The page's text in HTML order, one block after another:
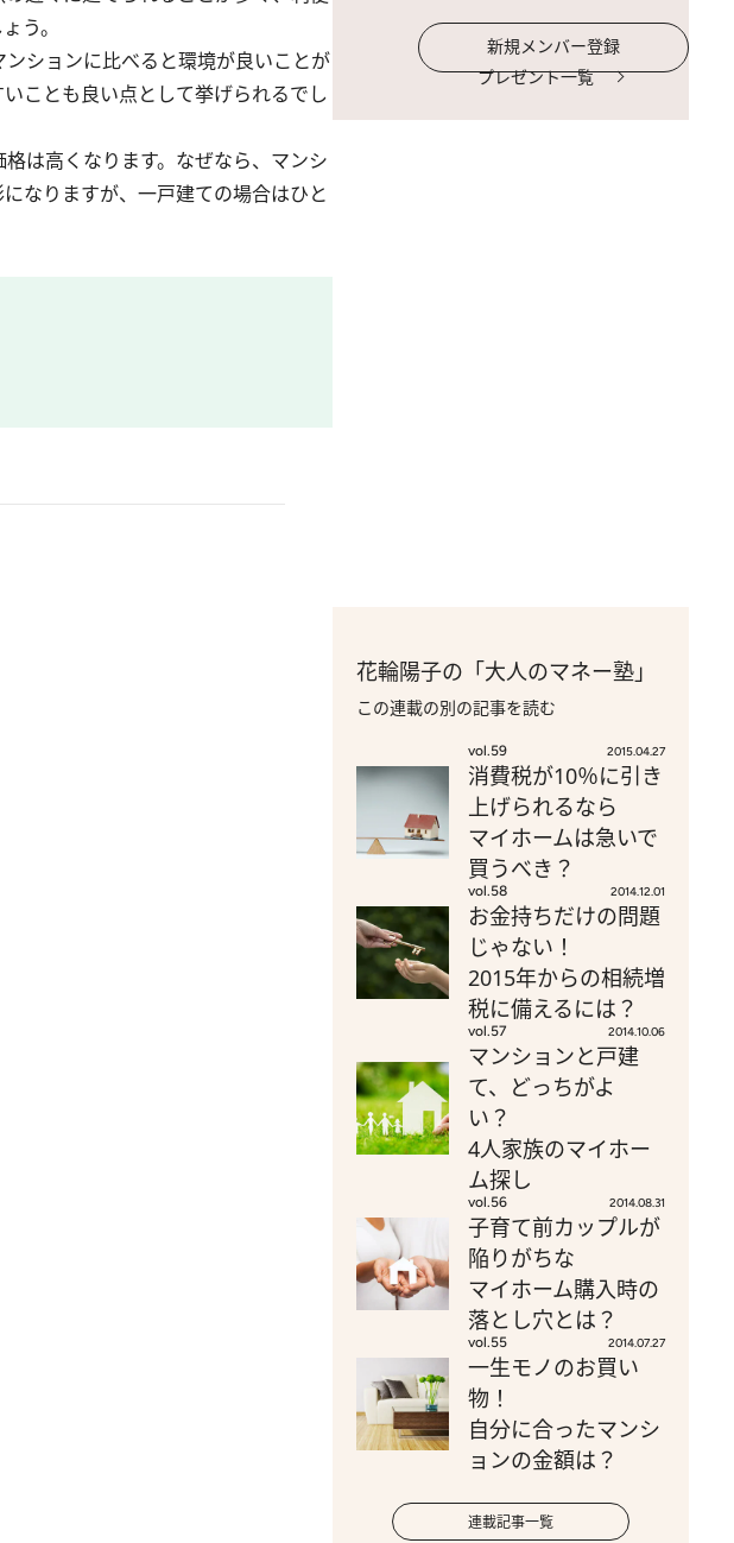
う。
ションに比べると環境が良いことが
ことも良い点として挙げられるでし
は高くなります。なぜなら、マンシ
なりますが、一戸建ての場合はひと
新規メンバー登録
プレゼント一覧
花輪陽子の「大人のマネー塾」
この連載の別の記事を読む
vol.59 2015.04.27
消費税が10％に引き
上げられるなら
マイホームは急いで
買うべき？
vol.58 2014.12.01
お金持ちだけの問題
じゃない！
2015年からの相続増
税に備えるには？
vol.57 2014.10.06
マンションと戸建
て、どっちがよ
い？
4人家族のマイホー
ム探し
vol.56 2014.08.31
子育て前カップルが
陥りがちな
マイホーム購入時の
落とし穴とは？
vol.55 2014.07.27
一生モノのお買い
物！
自分に合ったマンシ
ョンの金額は？
連載記事一覧